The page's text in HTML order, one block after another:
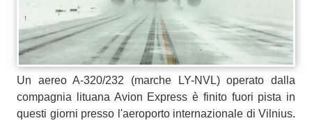
Un aereo A-320/232 (marche LY-NVL) operato dalla
compagnia lituana Avion Express è finito fuori pista in
questi giorni presso l'aeroporto internazionale di Vilnius.